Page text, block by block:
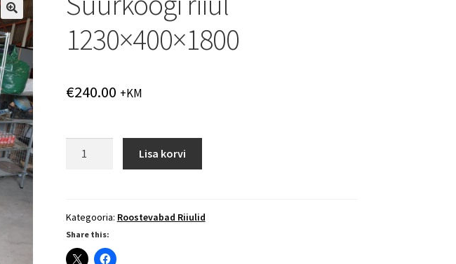
1230×400×1800
€240.00 +KM
Lisa korvi
Kategooria: Roostevabad Riiulid
Share this: